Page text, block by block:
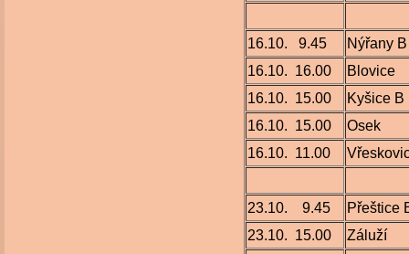
16.10. 9.45
Nýřany B
16.10. 16.00
Blovice
16.10. 15.00
Kyšice B
16.10. 15.00
Osek
16.10. 11.00
23.10. 9.45
Přeštice
23.10. 15.00
Záluží